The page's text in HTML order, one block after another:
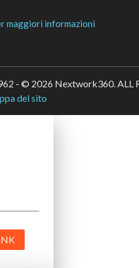
maggiori informazioni
- © 2026 Nextwork360. ALL
del sito